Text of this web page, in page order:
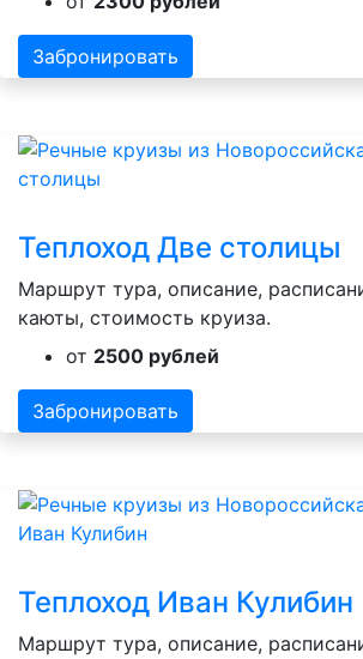
Забронировать
Теплоход Две столицы
Маршрут тура, описание,
каюты, стоимость круиза.
от 2500 рублей
Забронировать
Теплоход Иван Кулибин
Маршрут тура, описание,